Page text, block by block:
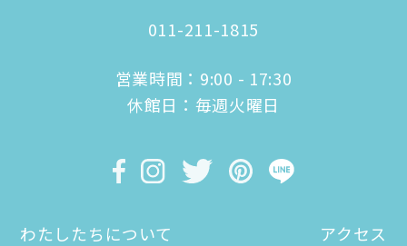
011-211-1815
営業時間：9:00 - 17:30
休館日：毎週火曜日
わたしたちについて
アクセス